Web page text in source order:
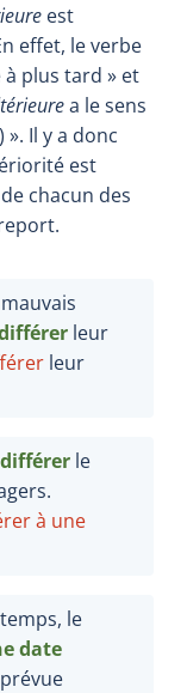
est
effet, le verbe
plus tard » et
a le sens
Il y a donc
est
chacun des
leur
leur
différer le
à une
le
date